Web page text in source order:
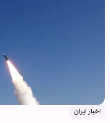
اخبار ایران